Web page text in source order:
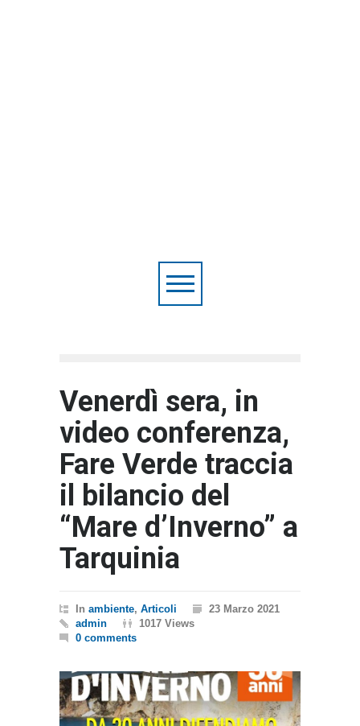
Venerdì sera, in
video conferenza,
Fare Verde traccia
il bilancio del
“Mare d’Inverno” a
Tarquinia
In ambiente, Articoli
23 Marzo 2021
admin
1017 Views
0 comments